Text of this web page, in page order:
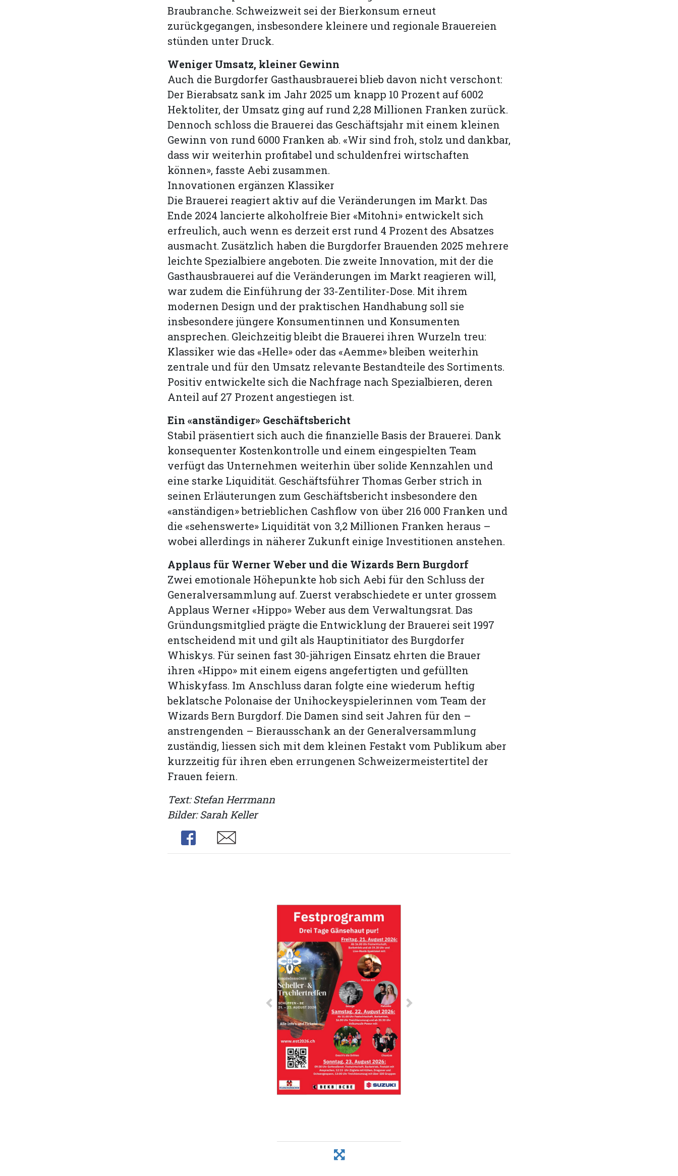
Braubranche. Schweizweit sei der Bierkonsum erneut
zurückgegangen, insbesondere kleinere und regionale Brauereien
stünden unter Druck.
Weniger Umsatz, kleiner Gewinn
Auch die Burgdorfer Gasthausbrauerei blieb davon nicht verschont:
Der Bierabsatz sank im Jahr 2025 um knapp 10 Prozent auf 6002
Hektoliter, der Umsatz ging auf rund 2,28 Millionen Franken zurück.
Dennoch schloss die Brauerei das Geschäftsjahr mit einem kleinen
Gewinn von rund 6000 Franken ab. «Wir sind froh, stolz und dankbar,
dass wir weiterhin profitabel und schuldenfrei wirtschaften
können», fasste Aebi zusammen.
Innovationen ergänzen Klassiker
Die Brauerei reagiert aktiv auf die Veränderungen im Markt. Das
Ende 2024 lancierte alkoholfreie Bier «Mit­ohni» entwickelt sich
erfreulich, auch wenn es derzeit erst rund 4 Prozent des Absatzes
ausmacht. Zusätzlich haben die Burgdorfer Brauenden 2025 mehrere
leichte Spezialbiere angeboten. Die zweite Innovation, mit der die
Gasthausbrauerei auf die Veränderungen im Markt reagieren will,
war zudem die Einführung der 33-Zentiliter-Dose. Mit ihrem
modernen Design und der praktischen Handhabung soll sie
insbesondere jüngere Konsumentinnen und Konsumenten
ansprechen. Gleichzeitig bleibt die Brauerei ihren Wurzeln treu:
Klassiker wie das «Helle» oder das «Aemme» bleiben weiterhin
zentrale und für den Umsatz relevante Bestandteile des Sortiments.
Positiv entwickelte sich die Nachfrage nach Spezialbieren, deren
Anteil auf 27 Prozent angestiegen ist.
Ein «anständiger» Geschäftsbericht
Stabil präsentiert sich auch die finanzielle Basis der Brauerei. Dank
konsequenter Kostenkontrolle und einem eingespiel­ten Team
verfügt das Unternehmen weiterhin über solide Kennzahlen und
eine starke Liquidität. Geschäftsführer Thomas Gerber strich in
seinen Erläuterungen zum Geschäftsbericht insbesondere den
«anständigen» betrieblichen Cashflow von über 216 000 Franken und
die «sehenswerte» Liquidität von 3,2 Millionen Franken heraus –
wobei allerdings in näherer Zukunft einige Investitionen anstehen.
Applaus für Werner Weber und die Wizards Bern Burgdorf
Zwei emotionale Höhepunkte hob sich Aebi für den Schluss der
Generalversammlung auf. Zuerst verabschiedete er unter grossem
Applaus Werner «Hippo» Weber aus dem Verwaltungsrat. Das
Gründungsmitglied prägte die Entwicklung der Brauerei seit 1997
entscheidend mit und gilt als Hauptinitiator des Burgdorfer
Whiskys. Für seinen fast 30-jährigen Einsatz ehrten die Brauer
ihren «Hippo» mit einem eigens angefertigten und gefüllten
Whiskyfass. Im Anschluss daran folgte eine wiederum heftig
beklatsche Polonaise der Unihockeyspielerinnen vom Team der
Wizards Bern Burgdorf. Die Damen sind seit Jahren für den –
anstrengenden – Bier­ausschank an der Generalversammlung
zuständig, liessen sich mit dem kleinen Festakt vom Publikum aber
kurzzeitig für ihren eben errungenen Schweizermeistertitel der
Frauen feiern.
Text: Stefan Herrmann
Bilder: Sarah Keller
Share
Share